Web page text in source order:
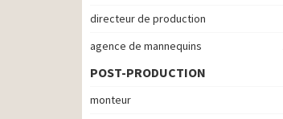
directeur de production
agence de mannequins
POST-PRODUCTION
monteur